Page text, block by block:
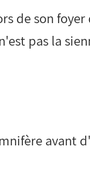
de son
pas la
avant